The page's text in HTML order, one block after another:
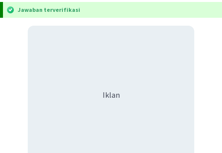
Jawaban terverifikasi
Iklan